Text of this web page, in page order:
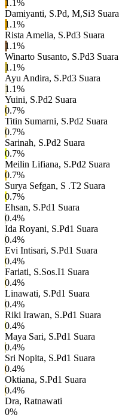
1.1%
Damiyanti, S.Pd, M,Si3 Suara
1.1%
Rista Amelia, S.Pd3 Suara
1.1%
Winarto Susanto, S.Pd3 Suara
1.1%
Ayu Andira, S.Pd3 Suara
1.1%
Yuini, S.Pd2 Suara
0.7%
Titin Sumarni, S.Pd2 Suara
0.7%
Sarinah, S.Pd2 Suara
0.7%
Meilin Lifiana, S.Pd2 Suara
0.7%
Surya Sefgan, S .T2 Suara
0.7%
Ehsan, S.Pd1 Suara
0.4%
Ida Royani, S.Pd1 Suara
0.4%
Evi Intisari, S.Pd1 Suara
0.4%
Fariati, S.Sos.I1 Suara
0.4%
Linawati, S.Pd1 Suara
0.4%
Riki Irawan, S.Pd1 Suara
0.4%
Maya Sari, S.Pd1 Suara
0.4%
Sri Nopita, S.Pd1 Suara
0.4%
Oktiana, S.Pd1 Suara
0.4%
Dra, Ratnawati
0%